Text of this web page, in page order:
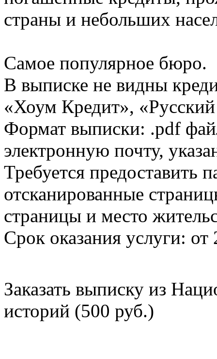
страны и небольших
Самое популярное бюро.
В выписке не видны
«Хоум Кредит»,
Формат выписки: .pdf
электронную почту,
Требуется предоставить
отсканированные
страницы и место
Срок оказания услуги: от
Заказать выписку из
историй (500 руб.)